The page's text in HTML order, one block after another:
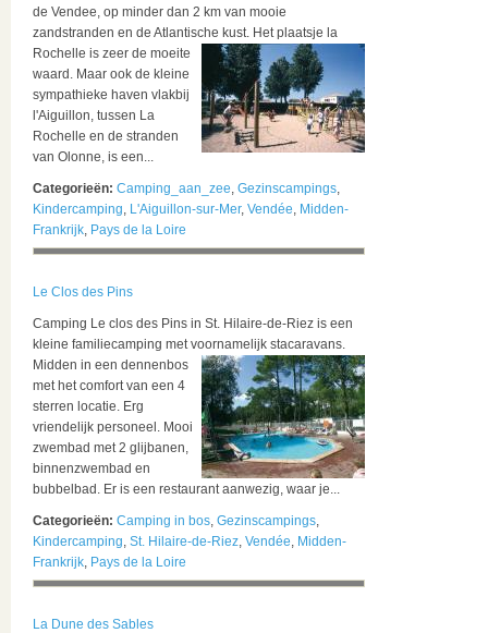
de Vendee, op minder dan 2 km van mooie
zandstranden en de Atlantische kust. Het plaatsje la
Rochelle is zeer de moeite
waard. Maar ook de kleine
sympathieke haven vlakbij
l'Aiguillon, tussen La
Rochelle en de stranden
van Olonne, is een...
Categorieën: Camping_aan_zee, Gezinscampings,
Kindercamping, L'Aiguillon-sur-Mer, Vendée, Midden-
Frankrijk, Pays de la Loire
Le Clos des Pins
Camping Le clos des Pins in St. Hilaire-de-Riez is een
kleine familiecamping met voornamelijk stacaravans.
Midden in een dennenbos
met het comfort van een 4
sterren locatie. Erg
vriendelijk personeel. Mooi
zwembad met 2 glijbanen,
binnenzwembad en
bubbelbad. Er is een restaurant aanwezig, waar je...
Categorieën: Camping in bos, Gezinscampings,
Kindercamping, St. Hilaire-de-Riez, Vendée, Midden-
Frankrijk, Pays de la Loire
La Dune des Sables